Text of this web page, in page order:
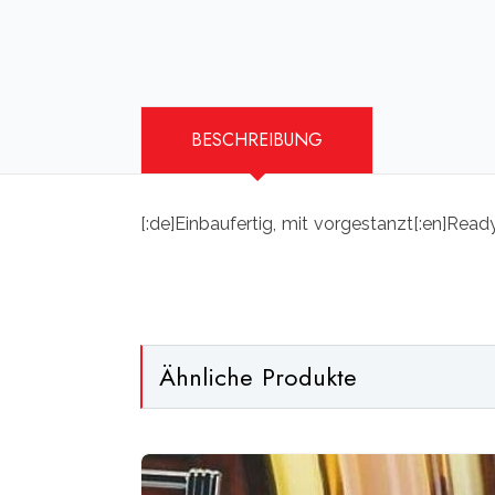
BESCHREIBUNG
[:de]Einbaufertig, mit
Ähnliche Produkte